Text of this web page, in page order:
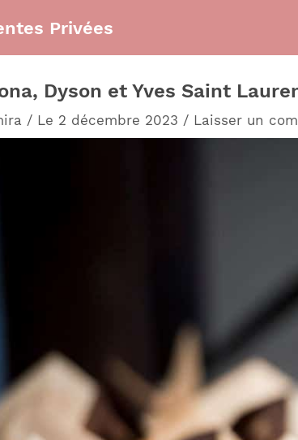
Privées
Dyson et Yves Saint
/ Le 2 décembre 2023 / Laisser un